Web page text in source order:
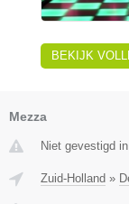
BEKIJK
Mezza
Niet gevestigd
Zuid-Holland »